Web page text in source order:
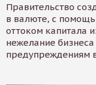
Правительство
в валюте, с
оттоком капитала
нежелание
предупреждениям